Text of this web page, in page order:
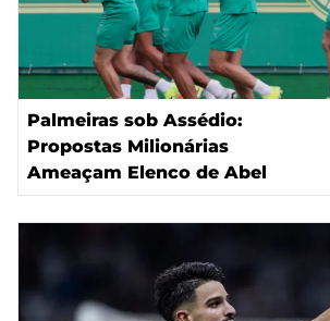
Palmeiras sob Assédio:
Propostas Milionárias
Ameaçam Elenco de Abel